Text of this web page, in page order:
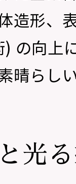
造形、
の向上
晴らし
光